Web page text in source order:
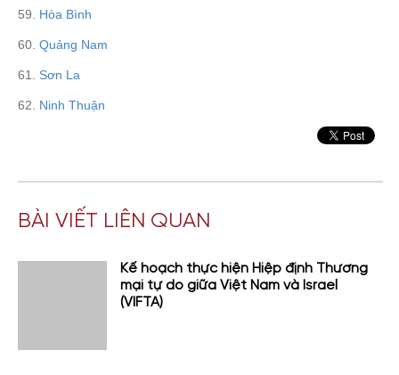
59. Hòa Bình
60. Quảng Nam
61. Sơn La
62. Ninh Thuận
BÀI VIẾT LIÊN QUAN
Kế hoạch thực hiện Hiệp định Thương
mại tự do giữa Việt Nam và Israel
(VIFTA)